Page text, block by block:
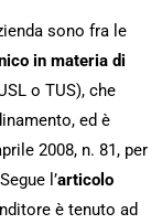
sono fra le
in materia di
o TUS), che
ed è
2008, n. 81, per
l’articolo
è tenuto ad